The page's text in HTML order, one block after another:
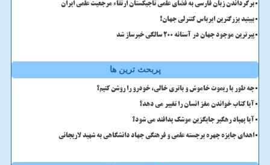
برگرداندن زبان فارسی به فضای علمی تاجیکستان ارتقاء مرجعیت علمی ایران
ببینید بزرگترین ایرباس کنترلی جهان!
پیرترین موجود جهان در آستانه ۲۰۰ سالگی خبرساز شد
پربحث ترین ها
چه طور با ریموت خاموش و باتری خالی، خودرو را روشن کنیم؟
آیا کتاب خواندن مغز انسان را تغییر می دهد؟
آیا پهپاد رهگیر جایگزین موشک پدافند می شود؟
اهدای جایزه چهره برجسته علمی و فرهنگی جهاد دانشگاهی به شهید لاریجانی